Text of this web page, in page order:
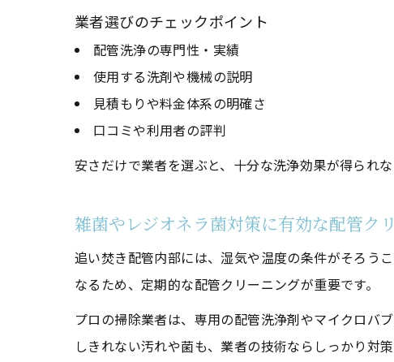
業者選びのチェックポイント
配管洗浄の専門性・実績
使用する洗剤や機械の説明
見積もりや料金体系の明確さ
口コミや利用者の評判
安さだけで業者を選ぶと、十分な洗浄効果が得られ
雑菌やレジオネラ菌対策に有効な配管ク
追い焚き配管内部には、湿気や温度の条件がそろう
なるため、定期的な配管クリーニングが重要です。
プロの掃除業者は、専用の配管洗浄剤やマイクロバ
しきれない汚れや菌も、業者の技術ならしっかり対